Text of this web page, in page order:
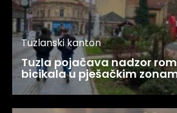
Tuzlanski kanton
Tuzla pojačava nadzor
bicikala u pješačkim